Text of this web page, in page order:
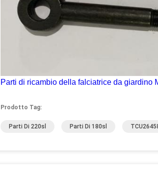
Parti di ricambio della falciatrice da giardino
Prodotto Tag:
Parti Di 220sl Parti Di 180sl